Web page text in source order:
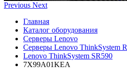
Previous Next
Главная
Каталог оборудования
Серверы Lenovo
Серверы Lenovo ThinkSystem
Lenovo ThinkSystem SR590
7X99A01KEA